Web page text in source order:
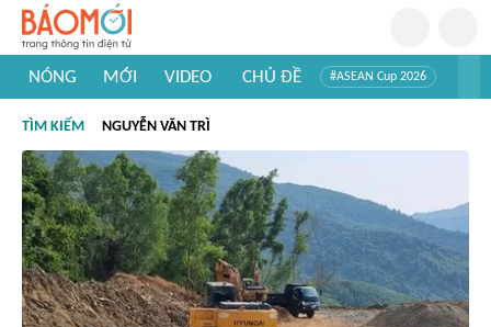
NÓNG MỚI VIDEO CHỦ ĐỀ #ASEAN Cup 2026
#Khám phá thế giới
TÌM KIẾM NGUYỄN VĂN TRÌ